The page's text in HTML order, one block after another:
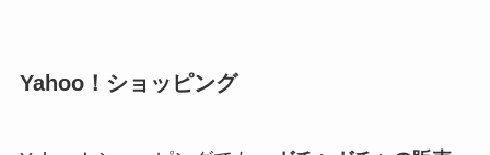
Yahoo！ショッピング